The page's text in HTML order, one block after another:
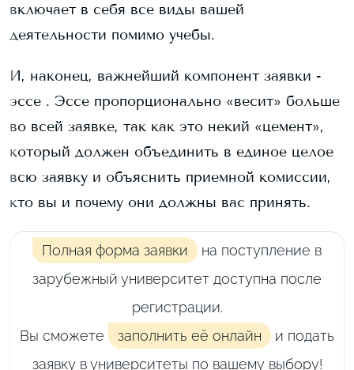
включает в себя все виды вашей
деятельности помимо учебы.
И, наконец, важнейший компонент заявки -
эссе . Эссе пропорционально «весит» больше
во всей заявке, так как это некий «цемент»,
который должен объединить в единое целое
всю заявку и объяснить приемной комиссии,
кто вы и почему они должны вас принять.
Полная форма заявки
на поступление в
зарубежный университет доступна после
регистрации.
Вы сможете
заполнить её онлайн
и подать
заявку в университеты по вашему выбору!